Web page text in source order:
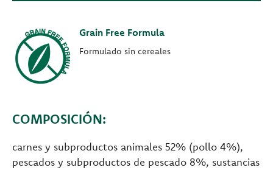
Grain Free Formula
Formulado sin cereales
COMPOSICIÓN:
carnes y subproductos animales 52% (pollo 4%),
pescados y subproductos de pescado 8%, sustancias